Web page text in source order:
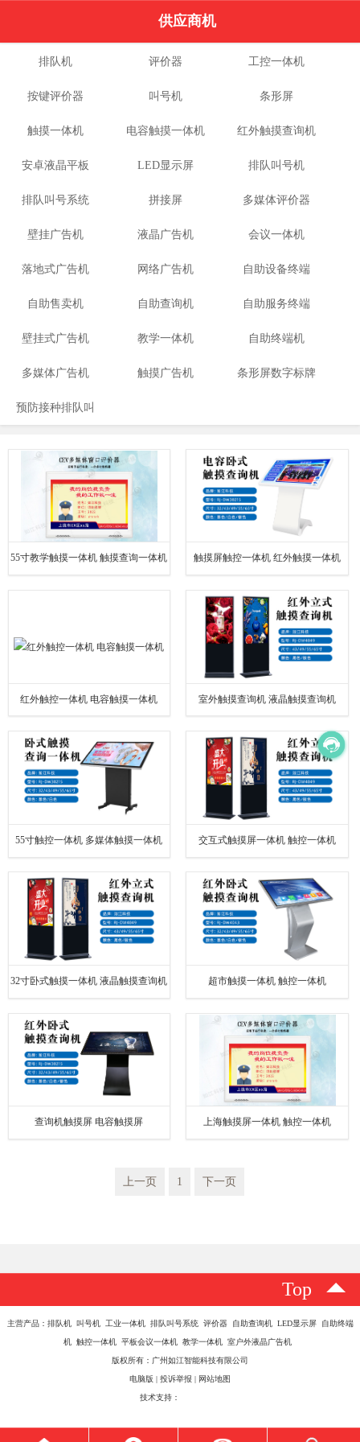
供应商机
排队机 评价器 工控一体机
按键评价器 叫号机 条形屏
触摸一体机 电容触摸一体机 红外触摸查询机
安卓液晶平板 LED显示屏 排队叫号机
排队叫号系统 拼接屏 多媒体评价器
壁挂广告机 液晶广告机 会议一体机
落地式广告机 网络广告机 自助设备终端
自助售卖机 自助查询机 自助服务终端
壁挂式广告机 教学一体机 自助终端机
多媒体广告机 触摸广告机 条形屏数字标牌
预防接种排队叫
55寸教学触摸一体机 触摸查询一体机 触摸屏触控一体机 红外触摸一体机
红外触控一体机 电容触摸一体机 室外触摸查询机 液晶触摸查询机
55寸触控一体机 多媒体触摸一体机 交互式触摸屏一体机 触控一体机
32寸卧式触摸一体机 液晶触摸查询机 超市触摸一体机 触控一体机
查询机触摸屏 电容触摸屏 上海触摸屏一体机 触控一体机
上一页 1 下一页
Top
主营产品：排队机 叫号机 工业一体机 排队叫号系统 评价器 自助查询机 LED显示屏 自助终端
机 触控一体机 平板会议一体机 教学一体机 室户外液晶广告机
版权所有：广州如江智能科技有限公司
电脑版 投诉举报 网站地图
技术支持：